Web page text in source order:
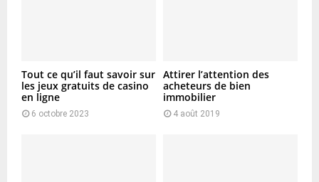
Tout ce qu’il faut savoir sur
les jeux gratuits de casino
en ligne
6 octobre 2023
Attirer l’attention des
acheteurs de bien
immobilier
4 août 2019